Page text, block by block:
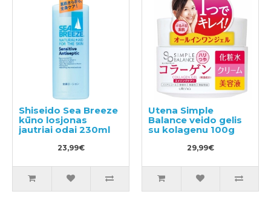
Shiseido Sea Breeze
kūno losjonas
jautriai odai 230ml
23,99€
Utena Simple
Balance veido gelis
su kolagenu 100g
29,99€